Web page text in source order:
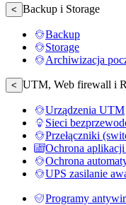
< Backup i Storage
Backup
Storage
Archiwizacja
< UTM, Web firewall i
Urządzenia UTM
Sieci
Przełączniki
Ochrona
Ochrona
UPS zasilanie
Programy